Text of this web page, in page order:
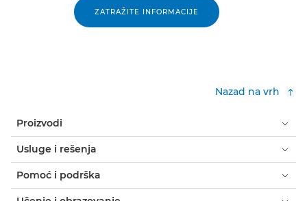
ZATRAŽITE INFORMACIJE
Nazad na vrh
Proizvodi
Usluge i rešenja
Pomoć i podrška